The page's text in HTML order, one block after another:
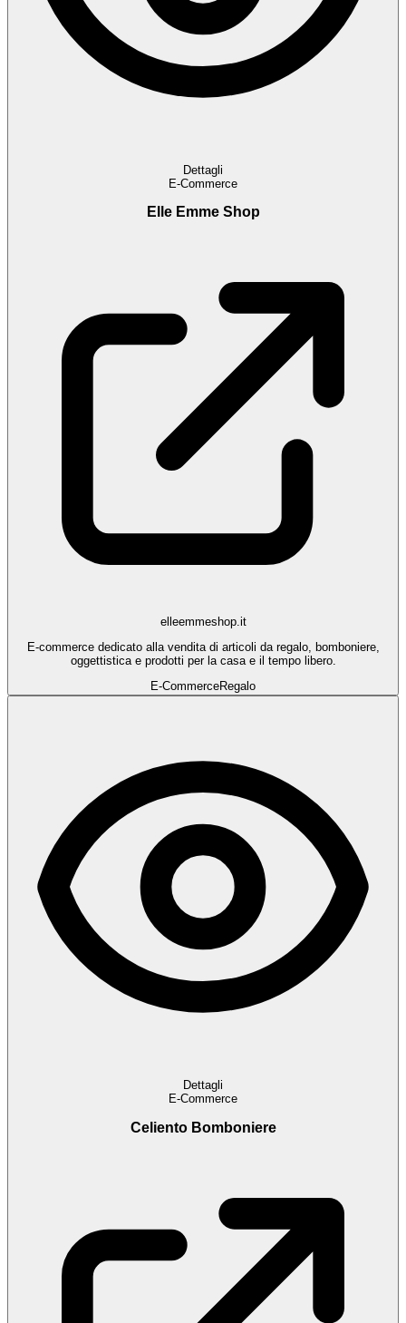
Dettagli
E-Commerce
Elle Emme Shop
elleemmeshop.it
E-commerce dedicato alla vendita di articoli da regalo, bomboniere,
oggettistica e prodotti per la casa e il tempo libero.
E-CommerceRegalo
Dettagli
E-Commerce
Celiento Bomboniere